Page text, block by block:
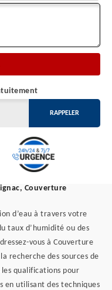
Couverture
d’eau à travers votre
taux d’humidité ou des
vous à Couverture
recherche des sources de
qualifications pour
en utilisant des techniques